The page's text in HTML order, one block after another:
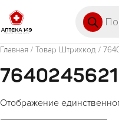
Главная / Товар Штрихкод /
Отображение